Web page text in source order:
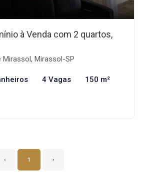
à Venda com 2 quartos,
Mirassol, Mirassol-SP
4 Vagas 150 m²
‹ 1 ›